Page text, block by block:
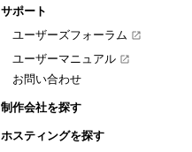
サポート
ユーザーズフォーラム
ユーザーマニュアル
お問い合わせ
制作会社を探す
ホスティングを探す